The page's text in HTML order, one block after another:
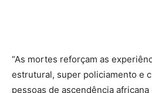
“As mortes reforçam as
estrutural, super policiamento e
pessoas de ascendência